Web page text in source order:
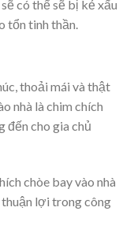
có thể sẽ bị kẻ xấu
tổn tinh thần.
thoải mái và thật
nhà là chim chích
đến cho gia chủ
chòe bay vào nhà
lợi trong công